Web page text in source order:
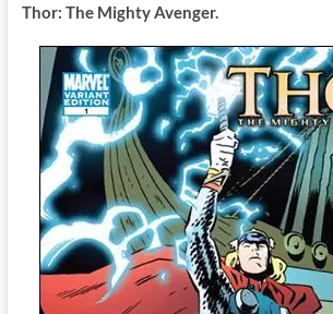
Thor: The Mighty Avenger.